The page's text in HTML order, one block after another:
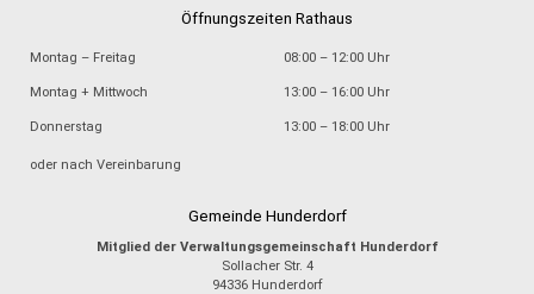
Öffnungszeiten Rathaus
Montag – Freitag 08:00 – 12:00 Uhr
Montag + Mittwoch 13:00 – 16:00 Uhr
Donnerstag 13:00 – 18:00 Uhr
oder nach Vereinbarung
Gemeinde Hunderdorf
Mitglied der Verwaltungsgemeinschaft Hunderdorf
Sollacher Str. 4
94336 Hunderdorf